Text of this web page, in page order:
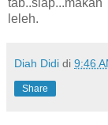
leleh.
Diah Didi di 9:46
Share